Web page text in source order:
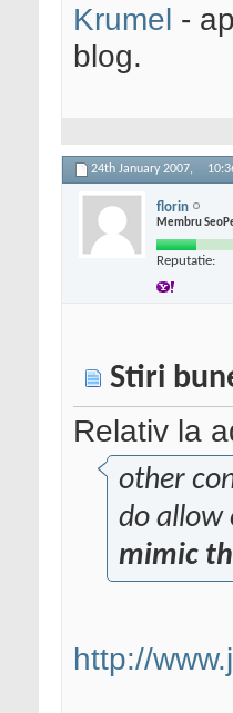
Krumel -
blog.
24th January 2007,
florin
Membru
Reputatie:
Stiri
Relativ la
other
do allow
mimic
http://